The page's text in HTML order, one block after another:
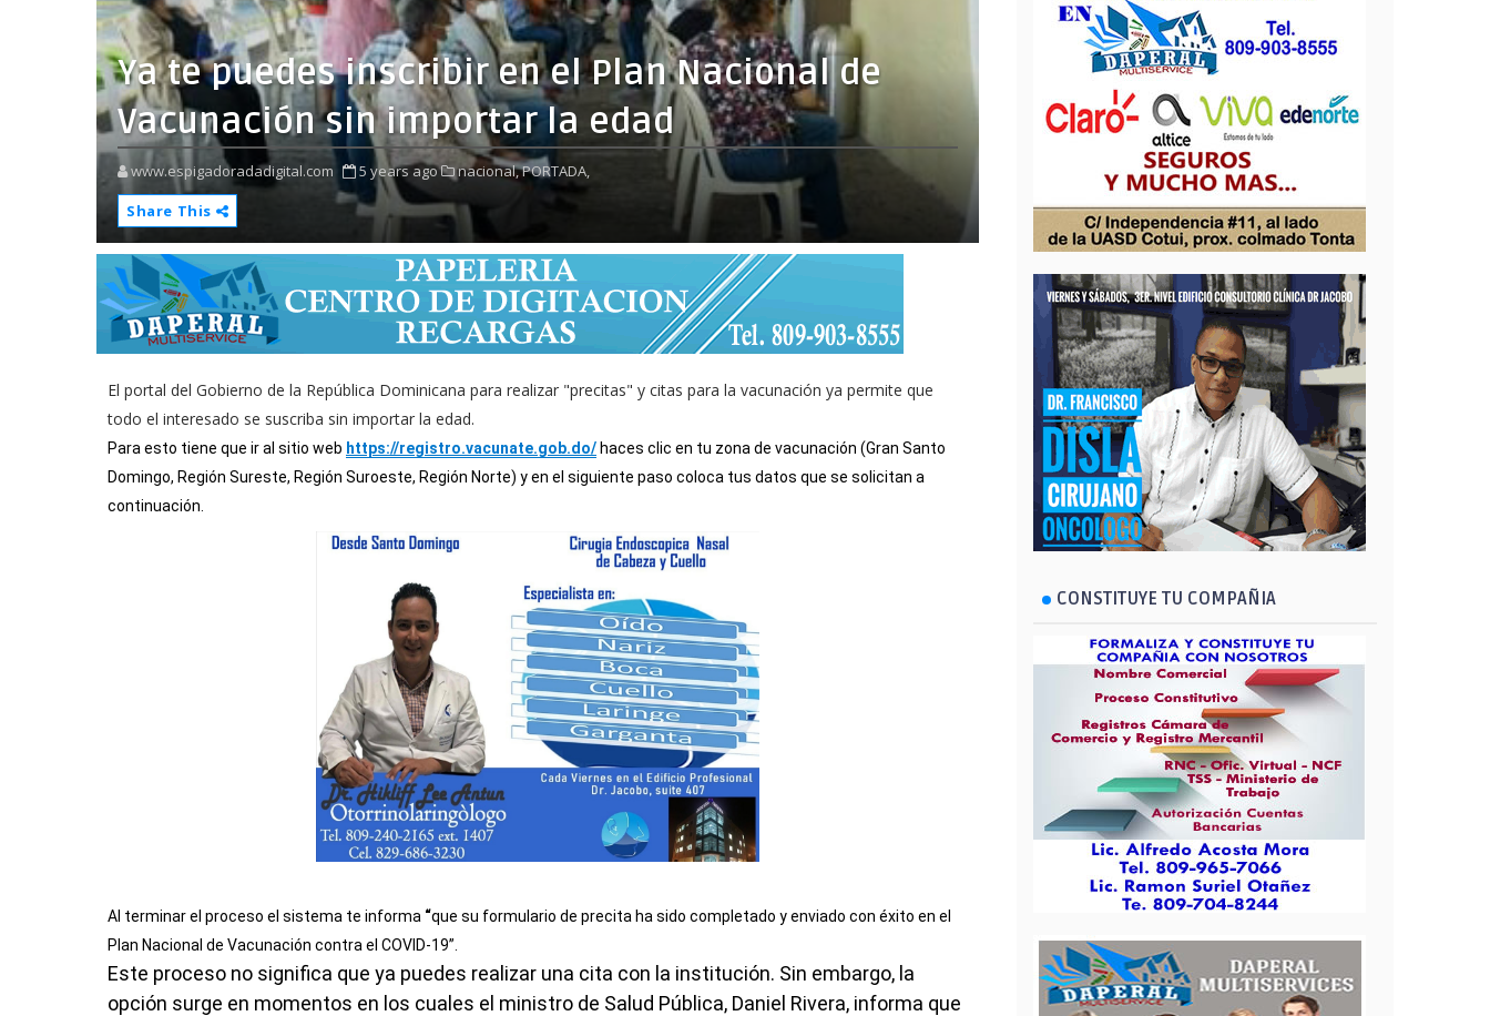
Ya te puedes inscribir en el Plan Nacional de
Vacunación sin importar la edad
www.espigadoradadigital.com 5 years ago nacional,PORTADA,
Share This
El portal del Gobierno de la República Dominicana para realizar "precitas" y citas para la vacunación ya permite que
todo el interesado se suscriba sin importar la edad.
Para esto tiene que ir al sitio web https://registro.vacunate.gob.do/ haces clic en tu zona de vacunación (Gran Santo
Domingo, Región Sureste, Región Suroeste, Región Norte) y en el siguiente paso coloca tus datos que se solicitan a
continuación.
Al terminar el proceso el sistema te informa “que su formulario de precita ha sido completado y enviado con éxito en el
Plan Nacional de Vacunación contra el COVID-19”.
Este proceso no significa que ya puedes realizar una cita con la institución. Sin embargo, la
opción surge en momentos en los cuales el ministro de Salud Pública, Daniel Rivera, informa que
CONSTITUYE TU COMPAÑIA